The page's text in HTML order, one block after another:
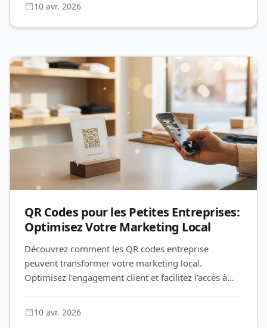
10 avr. 2026
QR Codes pour les Petites Entreprises:
Optimisez Votre Marketing Local
Découvrez comment les QR codes entreprise
peuvent transformer votre marketing local.
Optimisez l'engagement client et facilitez l'accès à
10 avr. 2026